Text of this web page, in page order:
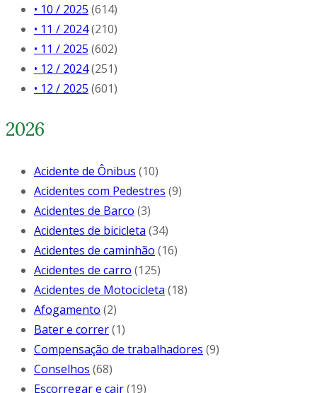
• 10 / 2025 (614)
• 11 / 2024(210)
• 11 / 2025 (602)
• 12 / 2024(251)
• 12 / 2025 (601)
2026
Acidente de Ônibus (10)
Acidentes com Pedestres (9)
Acidentes de Barco (3)
Acidentes de bicicleta (34)
Acidentes de caminhão (16)
Acidentes de carro (125)
Acidentes de Motocicleta (18)
Afogamento (2)
Bater e correr(1)
Compensação de trabalhadores (9)
Conselhos (68)
Escorregar e cair(19)